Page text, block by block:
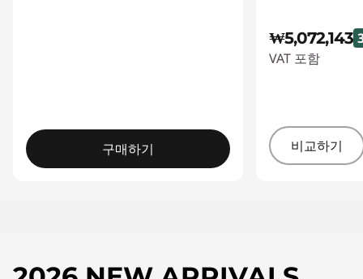
구매하기
₩5,072,143
VAT 포함
비교하기